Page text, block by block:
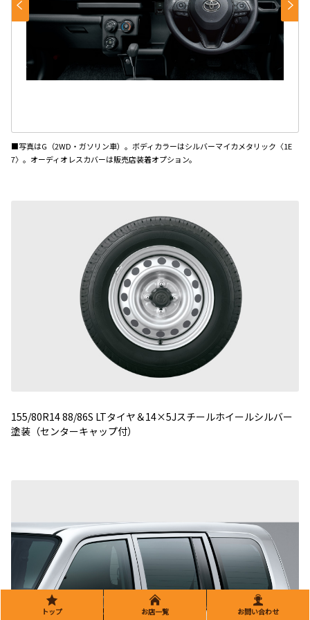
■写真はG（2WD・ガソリン車）。ボディカラーはシルバーマイカメタリック〈1E
7〉。オーディオレスカバーは販売店装着オプション。
155/80R14 88/86S LTタイヤ＆14×5Jスチールホイールシルバー
塗装（センターキャップ付）
トップ お店一覧 お問い合わせ